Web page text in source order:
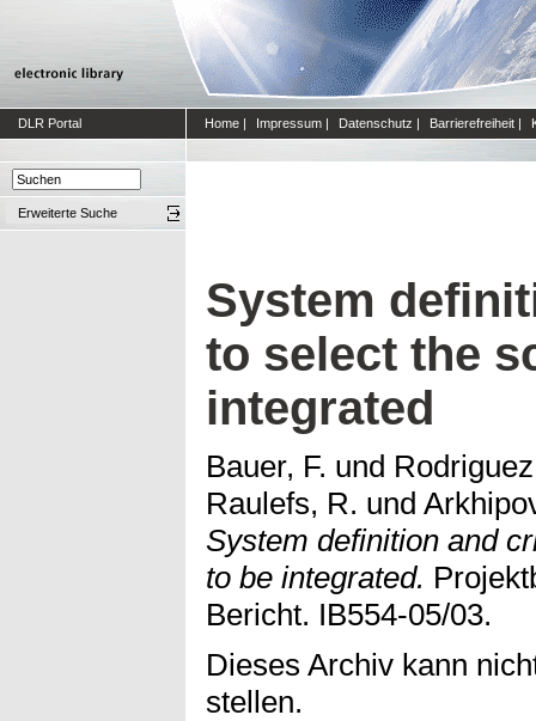
DLR Portal Home | Impressum | Datenschutz | Barrierefreiheit |
Erweiterte Suche
System
to select the
integrated
Bauer, F. und
Raulefs, R. und
System definition and
to be integrated.
Bericht. IB554-05/03.
Dieses Archiv kann
stellen.